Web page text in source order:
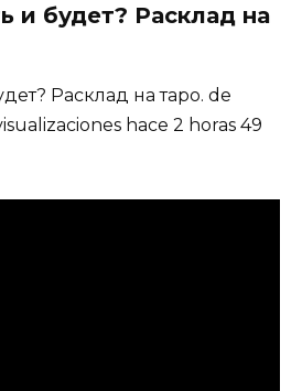
и будет? Расклад на
Расклад на таро. de
hace 2 horas 49